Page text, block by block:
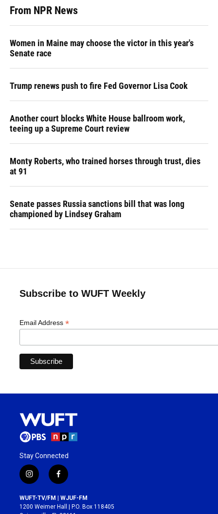
From NPR News
Women in Maine may choose the victor in this year's
Senate race
Trump renews push to fire Fed Governor Lisa Cook
Another court blocks White House ballroom work,
teeing up a Supreme Court review
Monty Roberts, who trained horses through trust, dies
at 91
Senate passes Russia sanctions bill that was long
championed by Lindsey Graham
Subscribe to WUFT Weekly
Email Address *
Stay Connected
i
n
s
t
f
a
c
e
WUFT-TV/FM | WJUF-FM
1200 Weimer Hall | P.O. Box 118405